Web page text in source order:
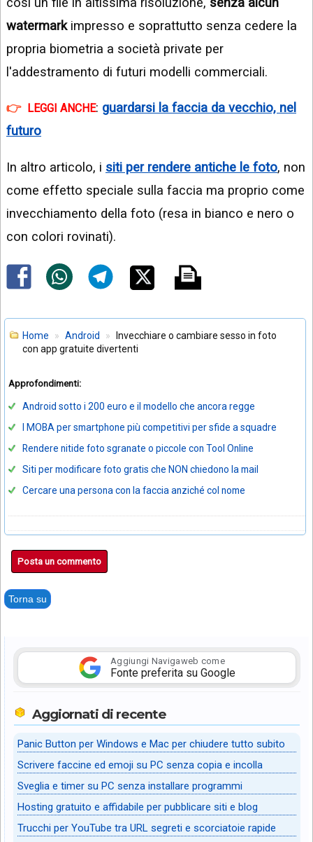
watermarkimpresso e soprattutto senza cedere la
propria biometria a società private per
l'addestramento di futuri modelli commerciali.
LEGGI ANCHE: guardarsi la faccia da vecchio, nel
futuro
In altro articolo, i siti per rendere antiche le foto, non
come effetto speciale sulla faccia ma proprio come
invecchiamento della foto (resa in bianco e nero o
con colori rovinati).
Home Android
Invecchiare o cambiare sesso in foto
con app gratuite divertenti
Approfondimenti:
Android sotto i 200 euro e il modello che ancora regge
I MOBA per smartphone più competitivi per sfide a squadre
Rendere nitide foto sgranate o piccole con Tool Online
Siti per modificare foto gratis che NON chiedono la mail
Cercare una persona con la faccia anziché col nome
Posta un commento
Torna su
Aggiungi Navigaweb come
Fonte preferita su Google
Aggiornati di recente
Panic Button per Windows e Mac per chiudere tutto subito
Scrivere faccine ed emoji su PC senza copia e incolla
Sveglia e timer su PC senza installare programmi
Hosting gratuito e affidabile per pubblicare siti e blog
Trucchi per YouTube tra URL segreti e scorciatoie rapide